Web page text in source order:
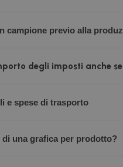
campione previo alla
degli imposti anche se
e spese di trasporto
di una grafica per prodotto?